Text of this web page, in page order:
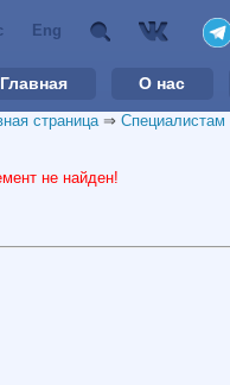
Eng
Главная О нас
страница⇒ Специалистам
не найден!